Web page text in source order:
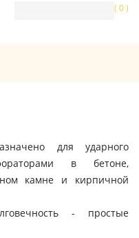
( 0 )
для ударного
в бетоне,
камне и кирпичной
- простые